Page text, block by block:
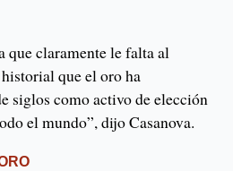
que claramente le falta al
que el oro ha
siglos como activo de elección
el mundo”, dijo Casanova.